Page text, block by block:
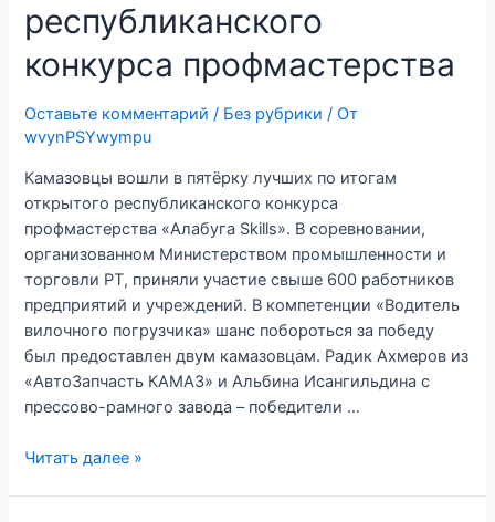
республиканского
конкурса профмастерства
Оставьте комментарий / Без рубрики / От
wvynPSYwympu
Камазовцы вошли в пятёрку лучших по итогам
открытого республиканского конкурса
профмастерства «Алабуга Skills». В соревновании,
организованном Министерством промышленности и
торговли РТ, приняли участие свыше 600 работников
предприятий и учреждений. В компетенции «Водитель
вилочного погрузчика» шанс побороться за победу
был предоставлен двум камазовцам. Радик Ахмеров из
«АвтоЗапчасть КАМАЗ» и Альбина Исангильдина с
прессово-рамного завода – победители …
Камазовцы
Читать далее »